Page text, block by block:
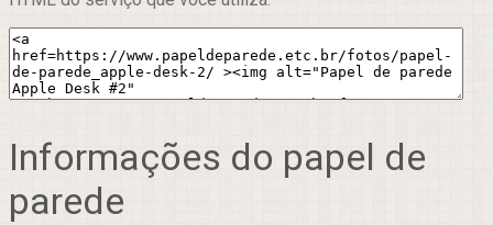
Informações do papel de
parede